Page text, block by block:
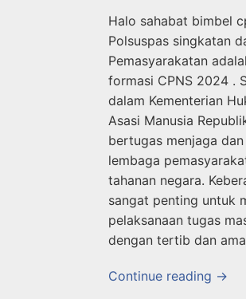
Halo sahabat bimbel
Polsuspas singkatan
Pemasyarakatan
formasi CPNS 2024 .
dalam Kementerian
Asasi Manusia
bertugas menjaga
lembaga
tahanan negara.
sangat penting untuk
pelaksanaan tugas
dengan tertib dan
Continue reading →